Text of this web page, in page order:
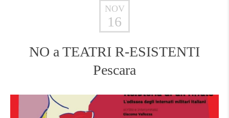
NOV
16
NO a TEATRI R-ESISTENTI
Pescara